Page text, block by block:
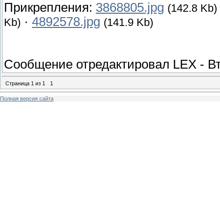
Прикрепления: 3868805.jpg (142.8 Kb)
Kb) · 4892578.jpg (141.9 Kb)
Сообщение отредактировал LEX -
Страница 1 из 1 1
Полная версия сайта